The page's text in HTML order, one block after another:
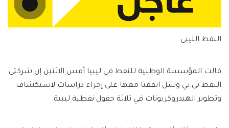
النفط الليبي
قالت المؤسسة الوطنية للنفط في ليبيا أمس الاثنين إن شركتي
النفط بي.بي وشل اتفقتا معها على إجراء دراسات لاستكشاف
وتطوير الهيدروكربونات في ثلاثة حقول نفطية ليبية.